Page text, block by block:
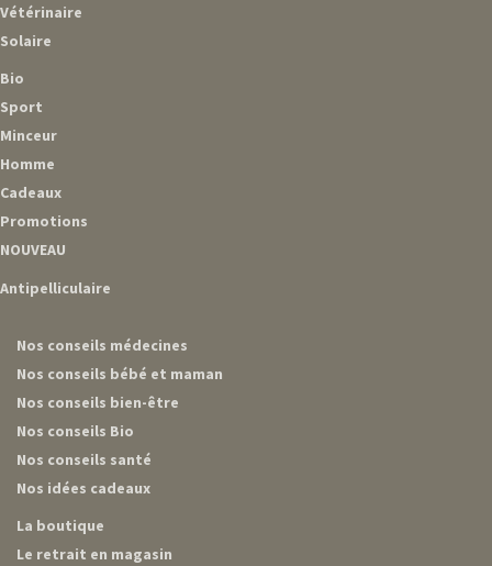
Vétérinaire
Solaire
Bio
Sport
Minceur
Homme
Cadeaux
Promotions
NOUVEAU
Antipelliculaire
Nos conseils médecines
Nos conseils bébé et maman
Nos conseils bien-être
Nos conseils Bio
Nos conseils santé
Nos idées cadeaux
La boutique
Le retrait en magasin